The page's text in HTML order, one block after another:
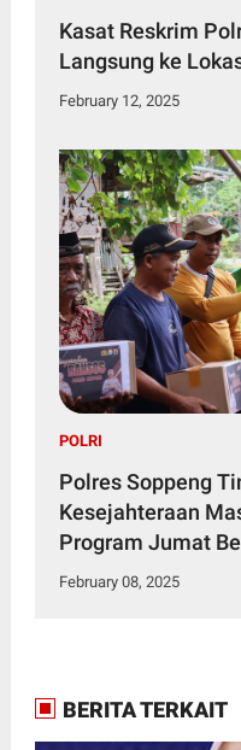
Kasat Reskrim
Langsung ke
February 12, 2025
POLRI
Polres Soppeng
Kesejahteraan
Program Jumat
February 08, 2025
BERITA TERKAIT